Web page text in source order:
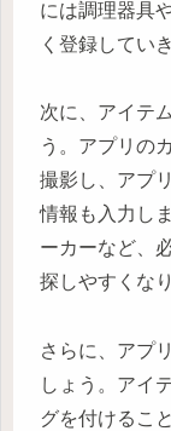
には調理器具
く登録してい
次に、アイテ
う。アプリの
撮影し、アプ
情報も入力し
ーカーなど、
探しやすくな
さらに、アプ
しょう。アイ
グを付けるこ